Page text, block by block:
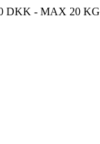
DKK - MAX 20 KG